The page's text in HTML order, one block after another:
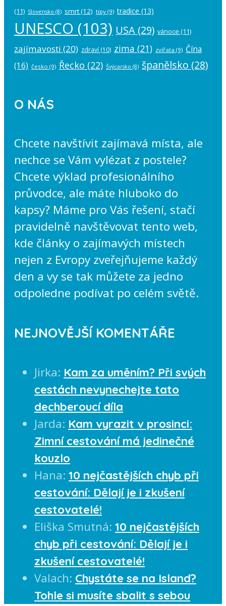
(11) Slovensko (8) smrt(12) tipy (9) tradice (13)
UNESCO (103) USA (29) vánoce (11)
zajímavosti (20) zdraví (10) zima (21) zvířata (9) Čína
(16) česko (9) Řecko (22) Švýcarsko (8) španělsko (28)
O NÁS
Chcete navštívit zajímavá místa, ale
nechce se Vám vylézat z postele?
Chcete výklad profesionálního
průvodce, ale máte hluboko do
kapsy? Máme pro Vás řešení, stačí
pravidelně navštěvovat tento web,
kde články o zajímavých místech
nejen z Evropy zveřejňujeme každý
den a vy se tak můžete za jedno
odpoledne podívat po celém světě.
NEJNOVĚJŠÍ KOMENTÁŘE
Jirka: Kam za uměním? Při svých
cestách nevynechejte tato
dechberoucí díla
Jarda: Kam vyrazit v prosinci:
Zimní cestování má jedinečné
kouzlo
Hana: 10 nejčastějších chyb při
cestování: Dělají je i zkušení
cestovatelé!
Eliška Smutná: 10 nejčastějších
chyb při cestování: Dělají je i
zkušení cestovatelé!
Valach: Chystáte se na Island?
Tohle si musíte sbalit s sebou